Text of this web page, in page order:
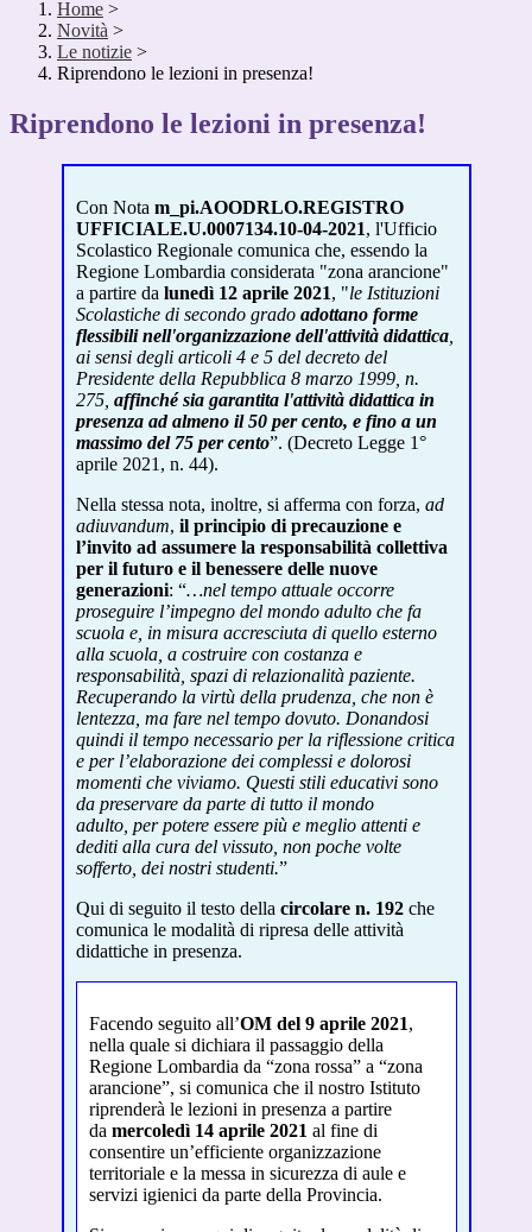
Home >
Novità >
Le notizie >
Riprendono le lezioni in presenza!
Riprendono le lezioni in presenza!
Con Nota m_pi.AOODRLO.REGISTRO
UFFICIALE.U.0007134.10-04-2021, l'Ufficio
Scolastico Regionale comunica che, essendo la
Regione Lombardia considerata "zona arancione"
a partire da lunedì 12 aprile 2021, "le Istituzioni
Scolastiche di secondo gradoadottano forme
flessibili nell'organizzazione dell'attività didattica,
ai sensi degli articoli 4 e 5 del decreto del
Presidente della Repubblica 8 marzo 1999, n.
275, affinché sia garantita l'attività didattica in
presenza ad almeno il 50 per cento, e fino a un
massimo del 75 per cento”. (Decreto Legge 1°
aprile 2021, n. 44).
Nella stessa nota, inoltre, si afferma con forza, ad
adiuvandum, il principio di precauzione e
l’invito ad assumere la responsabilità collettiva
per il futuro e il benessere delle nuove
generazioni: “…nel tempo attuale occorre
proseguire l’impegno del mondo adulto che fa
scuola e, in misura accresciuta di quello esterno
alla scuola, a costruire con costanza e
responsabilità, spazi di relazionalità paziente.
Recuperando la virtù della prudenza, che non è
lentezza, ma fare nel tempo dovuto. Donandosi
quindi il tempo necessario per la riflessione critica
e per l’elaborazione dei complessi e dolorosi
momenti che viviamo. Questi stili educativi sono
da preservare da parte di tutto il mondo
adulto, per potere essere più e meglio attenti e
dediti alla cura del vissuto, non poche volte
sofferto, dei nostri studenti.”
Qui di seguito il testo della circolare n. 192 che
comunica le modalità di ripresa delle attività
didattiche in presenza.
Facendo seguito all’OM del 9 aprile 2021,
nella quale si dichiara il passaggio della
Regione Lombardia da “zona rossa” a “zona
arancione”, si comunica che il nostro Istituto
riprenderà le lezioni in presenza a partire
da mercoledì 14 aprile 2021 al fine di
consentire un’efficiente organizzazione
territoriale e la messa in sicurezza di aule e
servizi igienici da parte della Provincia.